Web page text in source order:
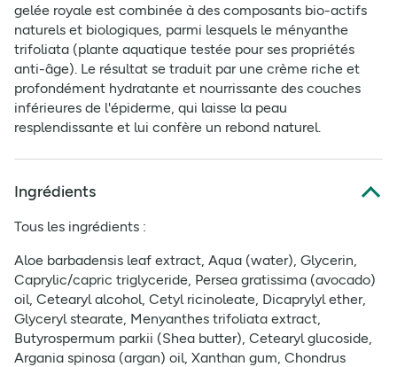
gelée royale est combinée à des composants bio-actifs
naturels et biologiques, parmi lesquels le ményanthe
trifoliata (plante aquatique testée pour ses propriétés
anti-âge). Le résultat se traduit par une crème riche et
profondément hydratante et nourrissante des couches
inférieures de l'épiderme, qui laisse la peau
resplendissante et lui confère un rebond naturel.
Ingrédients
Tous les ingrédients :
Aloe barbadensis leaf extract, Aqua (water), Glycerin,
Caprylic/capric triglyceride, Persea gratissima (avocado)
oil, Cetearyl alcohol, Cetyl ricinoleate, Dicaprylyl ether,
Glyceryl stearate, Menyanthes trifoliata extract,
Butyrospermum parkii (Shea butter), Cetearyl glucoside,
Argania spinosa (argan) oil, Xanthan gum, Chondrus